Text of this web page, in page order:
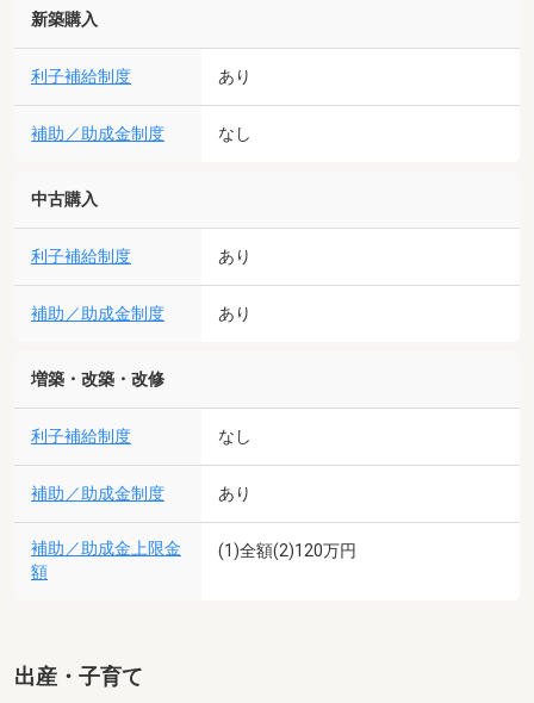
新築購入
利子補給制度 あり
補助／助成金制度 なし
中古購入
利子補給制度 あり
補助／助成金制度 あり
増築・改築・改修
利子補給制度 なし
補助／助成金制度 あり
補助／助成金上限金
額
(1)全額(2)120万円
出産・子育て